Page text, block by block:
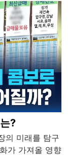
?
의 미래를 탐구
가 가져올 영향